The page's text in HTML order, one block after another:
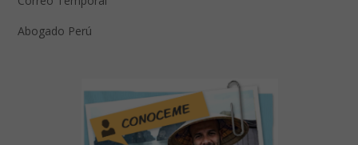
Abogado Perú